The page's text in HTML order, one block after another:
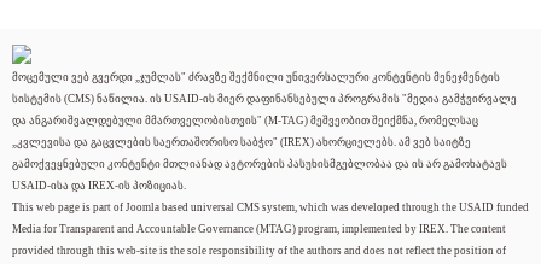
მოცემული ვებ გვერდი „ჯუმლას" ძრავზე შექმნილი უნივერსალური კონტენტის მენეჯმენტის
სისტემის (CMS) ნაწილია. ის USAID-ის მიერ დაფინანსებული პროგრამის "მედია გამჭვირვალე
და ანგარიშვალდებული მმართველობისთვის" (M-TAG) მეშვეობით შეიქმნა, რომელსაც
„კვლევისა და გაცვლების საერთაშორისო საბჭო" (IREX) ახორციელებს. ამ ვებ საიტზე
გამოქვეყნებული კონტენტი მთლიანად ავტორების პასუხისმგებლობაა და ის არ გამოხატავს
USAID-ისა და IREX-ის პოზიციას.
This web page is part of Joomla based universal CMS system, which was developed through the USAID funded
Media for Transparent and Accountable Governance (MTAG) program, implemented by IREX. The content
provided through this web-site is the sole responsibility of the authors and does not reflect the position of